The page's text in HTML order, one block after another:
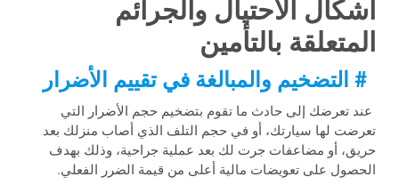
أشكال الاحتيال والجرائم
المتعلقة بالتأمين
# التضخيم والمبالغة في تقييم الأضرار
عند تعرضك إلى حادث ما تقوم بتضخيم حجم الأضرار التي
تعرضت لها سيارتك، أو في حجم التلف الذي أصاب منزلك بعد
حريق، أو مضاعفات جرت لك بعد عملية جراحية، وذلك بهدف
الحصول على تعويضات مالية أعلى من قيمة الضرر الفعلي.